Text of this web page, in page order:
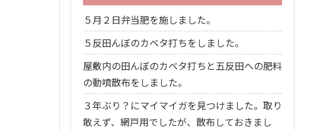
５月２日弁当肥を施しました。
５反田んぼのカベタ打ちをしました。
屋敷内の田んぼのカベタ打ちと五反田への肥料
の動噴散布をしました。
３年ぶり？にマイマイガを見つけました。取り
敢えず、網戸用でしたが、散布しておきまし